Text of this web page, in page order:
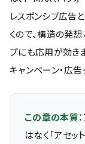
レスポンシブ広告
くので、構造の発
プにも応用が効き
キャンペーン・広
この章の本質：
はなく「アセ